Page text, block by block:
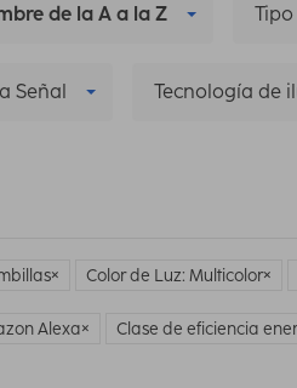
de la A a la Z
Señal Tecnología de
Color de Luz: Multicolor
Alexa Clase de eficiencia